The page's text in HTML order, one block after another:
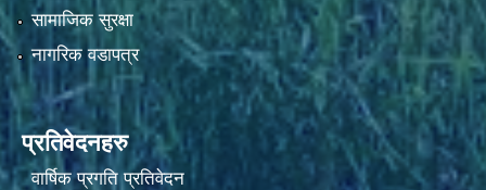
सामाजिक सुरक्षा
नागरिक वडापत्र
प्रतिवेदनहरु
वार्षिक प्रगति प्रतिवेदन